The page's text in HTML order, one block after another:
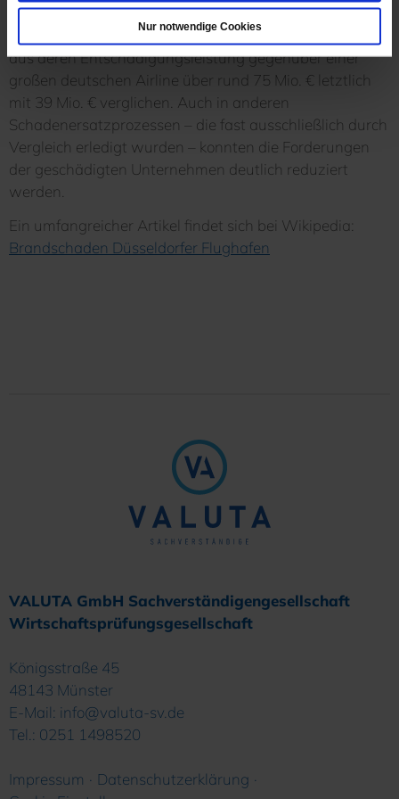
Nur notwendige Cookies
wurden zum Beispiel die auf ein
Versicherungskonsortium übergegangenen Ansprüche
aus deren Entschädigungsleistung gegenüber einer
großen deutschen Airline über rund 75 Mio. € letztlich
mit 39 Mio. € verglichen. Auch in anderen
Schadenersatzprozessen – die fast ausschließlich durch
Vergleich erledigt wurden – konnten die Forderungen
der geschädigten Unternehmen deutlich reduziert
werden.
Ein umfangreicher Artikel findet sich bei Wikipedia:
Brandschaden Düsseldorfer Flughafen
VALUTA GmbH Sachverständigengesellschaft
Wirtschaftsprüfungsgesellschaft
Königsstraße 45
48143 Münster
E-Mail: info@valuta-sv.de
Tel.: 0251 1498520
Impressum
Datenschutzerklärung